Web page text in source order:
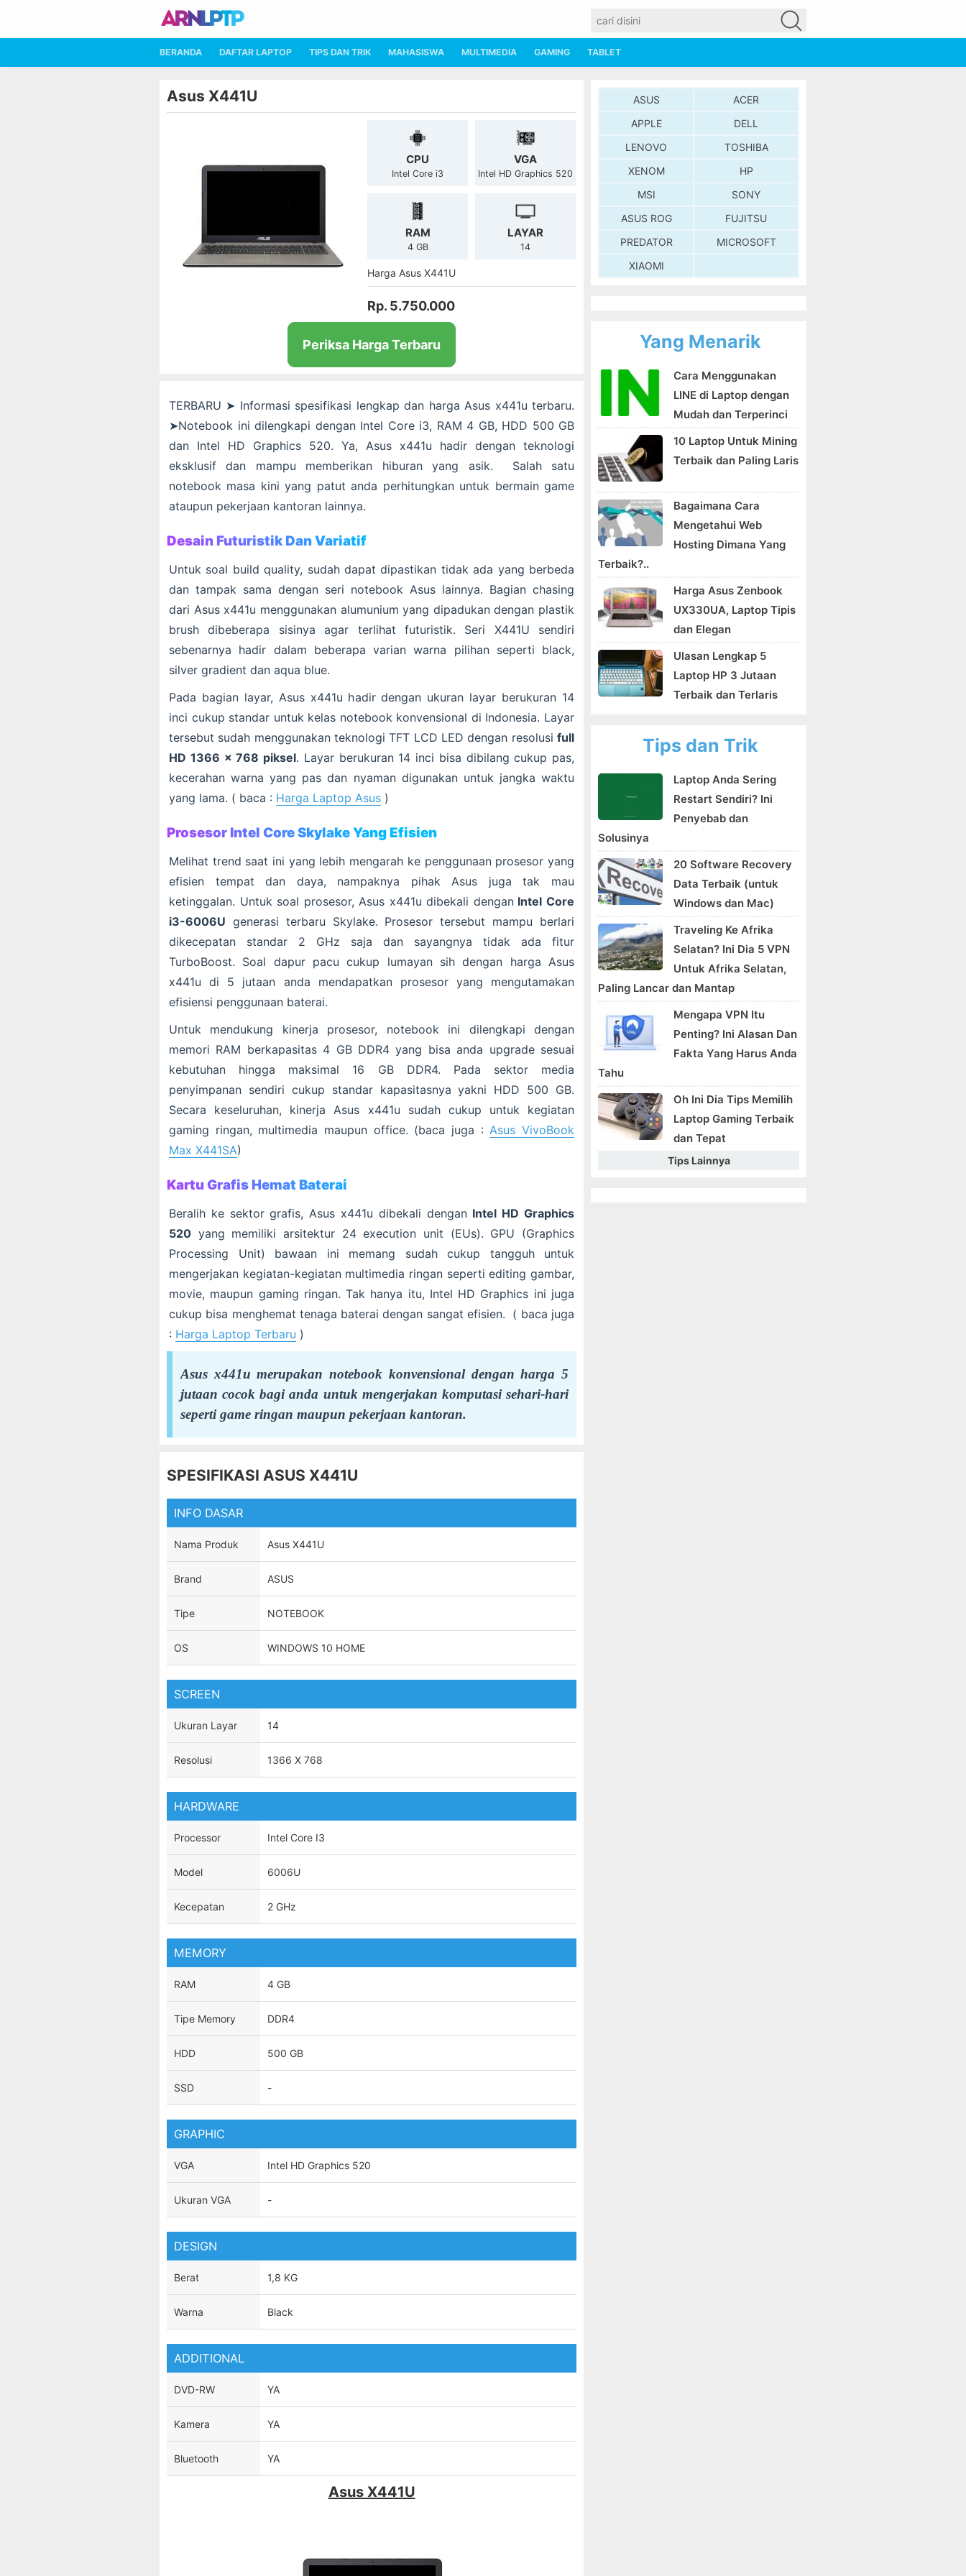
BERANDA DAFTAR LAPTOP TIPS DAN TRIK MAHASISWA MULTIMEDIA GAMING TABLET
Asus X441U
CPU
Intel Core i3
VGA
Intel HD Graphics 520
RAM
4 GB
LAYAR
14
Harga Asus X441U
Rp. 5.750.000
Periksa Harga Terbaru
TERBARU ➤ Informasi spesifikasi lengkap dan harga Asus x441u terbaru.
➤Notebook ini dilengkapi dengan Intel Core i3, RAM 4 GB, HDD 500 GB
dan Intel HD Graphics 520. Ya, Asus x441u hadir dengan teknologi
eksklusif dan mampu memberikan hiburan yang asik. Salah satu
notebook masa kini yang patut anda perhitungkan untuk bermain game
ataupun pekerjaan kantoran lainnya.
Desain Futuristik Dan Variatif
Untuk soal build quality, sudah dapat dipastikan tidak ada yang berbeda
dan tampak sama dengan seri notebook Asus lainnya. Bagian chasing
dari Asus x441u menggunakan alumunium yang dipadukan dengan plastik
brush dibeberapa sisinya agar terlihat futuristik. Seri X441U sendiri
sebenarnya hadir dalam beberapa varian warna pilihan seperti black,
silver gradient dan aqua blue.
Pada bagian layar, Asus x441u hadir dengan ukuran layar berukuran 14
inci cukup standar untuk kelas notebook konvensional di Indonesia. Layar
tersebut sudah menggunakan teknologi TFT LCD LED dengan resolusi full
HD 1366 x 768 piksel. Layar berukuran 14 inci bisa dibilang cukup pas,
kecerahan warna yang pas dan nyaman digunakan untuk jangka waktu
yang lama. ( baca : Harga Laptop Asus )
Prosesor Intel Core Skylake Yang Efisien
Melihat trend saat ini yang lebih mengarah ke penggunaan prosesor yang
efisien tempat dan daya, nampaknya pihak Asus juga tak mau
ketinggalan. Untuk soal prosesor, Asus x441u dibekali denganIntel Core
i3-6006U generasi terbaru Skylake. Prosesor tersebut mampu berlari
dikecepatan standar 2 GHz saja dan sayangnya tidak ada fitur
TurboBoost. Soal dapur pacu cukup lumayan sih dengan harga Asus
x441u di 5 jutaan anda mendapatkan prosesor yang mengutamakan
efisiensi penggunaan baterai.
Untuk mendukung kinerja prosesor, notebook ini dilengkapi dengan
memori RAM berkapasitas 4 GB DDR4 yang bisa anda upgrade sesuai
kebutuhan hingga maksimal 16 GB DDR4. Pada sektor media
penyimpanan sendiri cukup standar kapasitasnya yakni HDD 500 GB.
Secara keseluruhan, kinerja Asus x441u sudah cukup untuk kegiatan
gaming ringan, multimedia maupun office. (baca juga :Asus VivoBook
Max X441SA)
Kartu Grafis Hemat Baterai
Beralih ke sektor grafis, Asus x441u dibekali dengan Intel HD Graphics
520 yang memiliki arsitektur 24 execution unit (EUs). GPU (Graphics
Processing Unit) bawaan ini memang sudah cukup tangguh untuk
mengerjakan kegiatan-kegiatan multimedia ringan seperti editing gambar,
movie, maupun gaming ringan. Tak hanya itu, Intel HD Graphics ini juga
cukup bisa menghemat tenaga baterai dengan sangat efisien. ( baca juga
: Harga Laptop Terbaru )
Asus x441u merupakan notebook konvensional dengan harga 5
jutaan cocok bagi anda untuk mengerjakan komputasi sehari-hari
seperti game ringan maupun pekerjaan kantoran.
SPESIFIKASI ASUS X441U
INFO DASAR
Nama Produk Asus X441U
Brand ASUS
Tipe NOTEBOOK
OS WINDOWS 10 HOME
SCREEN
Ukuran Layar 14
Resolusi 1366 X 768
HARDWARE
Processor Intel Core I3
Model 6006U
Kecepatan 2 GHz
MEMORY
RAM 4 GB
Tipe Memory DDR4
HDD 500 GB
SSD -
GRAPHIC
VGA Intel HD Graphics 520
Ukuran VGA -
DESIGN
Berat 1,8 KG
Warna Black
ADDITIONAL
DVD-RW YA
Kamera YA
Bluetooth YA
Asus X441U
ASUS
ACER
APPLE
DELL
LENOVO
TOSHIBA
XENOM
HP
MSI
SONY
ASUS ROG
FUJITSU
PREDATOR
MICROSOFT
XIAOMI
Yang Menarik
Cara Menggunakan
LINE di Laptop dengan
Mudah dan Terperinci
10 Laptop Untuk Mining
Terbaik dan Paling Laris
Bagaimana Cara
Mengetahui Web
Hosting Dimana Yang
Terbaik?..
Harga Asus Zenbook
UX330UA, Laptop Tipis
dan Elegan
Ulasan Lengkap 5
Laptop HP 3 Jutaan
Terbaik dan Terlaris
Tips dan Trik
Laptop Anda Sering
Restart Sendiri? Ini
Penyebab dan
Solusinya
20 Software Recovery
Data Terbaik (untuk
Windows dan Mac)
Traveling Ke Afrika
Selatan? Ini Dia 5 VPN
Untuk Afrika Selatan,
Paling Lancar dan Mantap
Mengapa VPN Itu
Penting? Ini Alasan Dan
Fakta Yang Harus Anda
Tahu
Oh Ini Dia Tips Memilih
Laptop Gaming Terbaik
dan Tepat
Tips Lainnya